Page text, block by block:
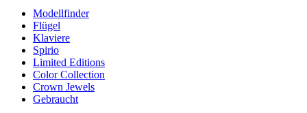
Modellfinder
Flügel
Klaviere
Spirio
Limited Editions
Color Collection
Crown Jewels
Gebraucht